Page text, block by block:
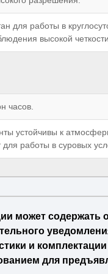
для работы в
высокой
часов.
устойчивы к
для работы в суровых
может содержать
и
для